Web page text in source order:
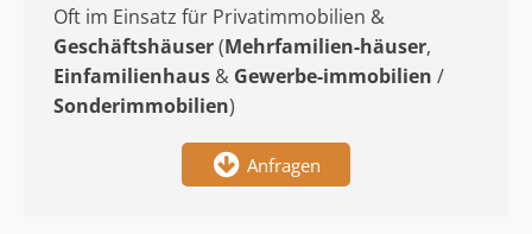
Oft im Einsatz für Privatimmobilien &
Geschäftshäuser(Mehrfamilien-häuser,
Einfamilienhaus & Gewerbe-immobilien /
Sonderimmobilien)
Anfragen